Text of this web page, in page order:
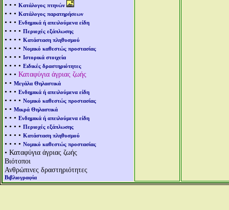
• • • Κατάλογος πτηνών
• • • Κατάλογος παρατηρήσεων
• • • Ενδημικά ή απειλούμενα είδη
• • • • Περιοχές εξάπλωσης
• • • • Κατάσταση πληθυσμού
• • • • Νομικό καθεστώς προστασίας
• • • • Ιστορικά στοιχεία
• • • • Ειδικές δραστηριότητες
• • • Καταφύγια άγριας ζωής
• • Μεγάλα Θηλαστικά
• • • Ενδημικά ή απειλούμενα είδη
• • • • Νομικό καθεστώς προστασίας
• • Μικρά Θηλαστικά
• • • Ενδημικά ή απειλούμενα είδη
• • • • Περιοχές εξάπλωσης
• • • • Κατάσταση πληθυσμού
• • • • Νομικό καθεστώς προστασίας
• Καταφύγια άγριας ζωής
Βιότοποι
Ανθρώπινες δραστηριότητες
Βιβλιογραφία